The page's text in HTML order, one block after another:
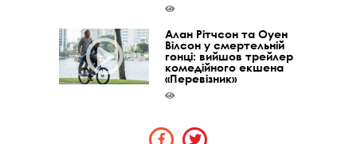
Алан Рітчсон та Оуен
Вілсон у смертельній
гонці: вийшов трейлер
комедійного екшена
«Перевізник»